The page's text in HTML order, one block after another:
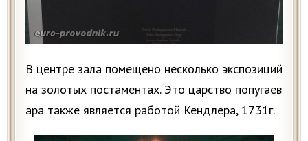
В центре зала помещено несколько экспозиций
на золотых постаментах. Это царство попугаев
ара также является работой Кендлера, 1731г.